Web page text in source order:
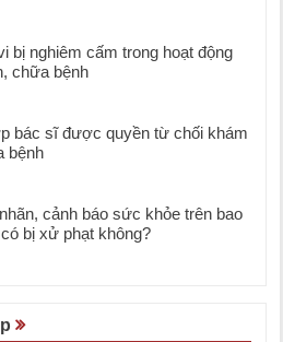
bị nghiêm cấm trong hoạt động
chữa bệnh
bác sĩ được quyền từ chối khám
bệnh
cảnh báo sức khỏe trên bao
bị xử phạt không?